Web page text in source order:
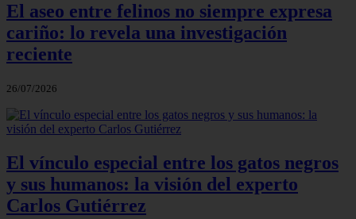
El aseo entre felinos no siempre expresa
cariño: lo revela una investigación
reciente
26/07/2026
El vínculo especial entre los gatos negros
y sus humanos: la visión del experto
Carlos Gutiérrez